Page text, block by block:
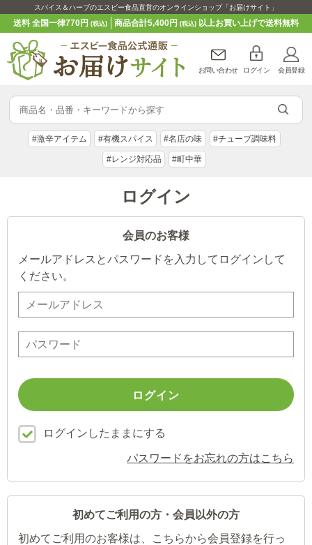
スパイス＆ハーブのエスビー食品直営のオンラインショップ「お届けサイト」
送料 全国一律770円(税込) 商品合計5,400円 (税込)以上お買い上げで送料無料
お問い合わせ ログイン 会員登録
#激辛アイテム #有機スパイス #名店の味 #チューブ調味料
#レンジ対応品 #町中華
ログイン
会員のお客様
メールアドレスとパスワードを入力してログインして
ください。
ログインしたままにする
パスワードをお忘れの方はこちら
初めてご利用の方・会員以外の方
初めてご利用のお客様は、こちらから会員登録を行っ